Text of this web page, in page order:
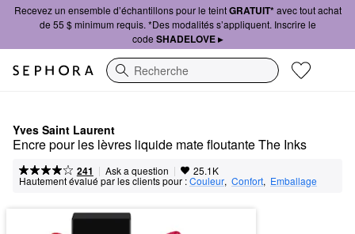
Recevez un ensemble d’échantillons pour le teintGRATUIT*avec tout achat
de 55 $ minimum requis. *Des modalités s’appliquent. Inscrire le
code SHADELOVE ▸
Recherche
Yves Saint Laurent
Encre pour les lèvres liquide mate floutante The Inks
241 | Ask a question | 25.1K
Hautement évalué par les clients pour :Couleur, Confort, Emballage